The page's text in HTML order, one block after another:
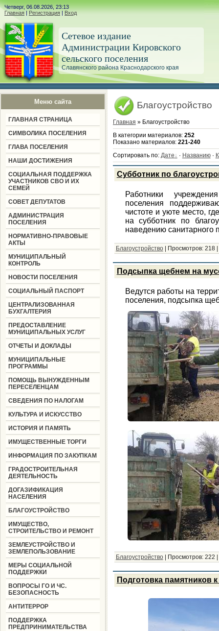
Четверг, 06.08.2026, 23:13
Главная | Регистрация | Вход
Сетевое издание
Администрации Кировского
сельского поселения
Славянского района Краснодарского края
Меню сайта
ГЛАВНАЯ СТРАНИЦА
СИМВОЛИКА ПОСЕЛЕНИЯ
ГЛАВА ПОСЕЛЕНИЯ
НАШИ ДОСТИЖЕНИЯ
СОЦИАЛЬНАЯ ПОДДЕРЖКА
УЧАСТНИКОВ СВО И ИХ
СЕМЕЙ
СОВЕТ ДЕПУТАТОВ
АДМИНИСТРАЦИЯ
ПОСЕЛЕНИЯ
НОРМАТИВНО-ПРАВОВЫЕ
АКТЫ
МУНИЦИПАЛЬНЫЙ
КОНТРОЛЬ
НОВОСТИ ПОСЕЛЕНИЯ
СОЦИАЛЬНЫЙ ПАСПОРТ
ЦЕНТРАЛИЗОВАННАЯ
БУХГАЛТЕРИЯ
ПРЕДОСТАВЛЕНИЕ
МУНИЦИПАЛЬНЫХ УСЛУГ
ОТЧЕТЫ И ДОКЛАДЫ
МУНИЦИПАЛЬНЫЕ
ПРОГРАММЫ
ПОМОЩЬ ВЫНУЖДЕННЫМ
ПЕРЕСЕЛЕНЦАМ
СВЕДЕНИЯ ПО НАЛОГАМ
КУЛЬТУРА И ИСКУССТВО
ИСТОРИЯ И ПАМЯТЬ
ИМУЩЕСТВЕННЫЕ ТОРГИ
ИНФОРМАЦИЯ ПО ЗАКУПКАМ
ГРАДОСТРОИТЕЛЬНАЯ
ДЕЯТЕЛЬНОСТЬ
ДОГАЗИФИКАЦИЯ
НАСЕЛЕНИЯ
БЛАГОУСТРОЙСТВО
ИМУЩЕСТВО,
СТРОИТЕЛЬСТВО И РЕМОНТ
ЗЕМЛЕУСТРОЙСТВО И
ЗЕМЛЕПОЛЬЗОВАНИЕ
МЕРЫ СОЦИАЛЬНОЙ
ПОДДЕРЖКИ
ВОПРОСЫ ГО И ЧС.
БЕЗОПАСНОСТЬ
АНТИТЕРРОР
ПОДДЕРЖКА
ПРЕДПРИНИМАТЕЛЬСТВА
Благоустройство
Главная » Благоустройство
В категории материалов: 252
Показано материалов: 221-240
Сортировать по: Дате · Названию·
Субботник по
Работники
поселения
чистоте и уюте место,
на субботник по
наведению санитарного
Благоустройство| Просмотров: 218|
Подсыпка щебнем на
Ведутся работы на
поселения, подсыпка
Благоустройство| Просмотров: 222
Подготовка памятников